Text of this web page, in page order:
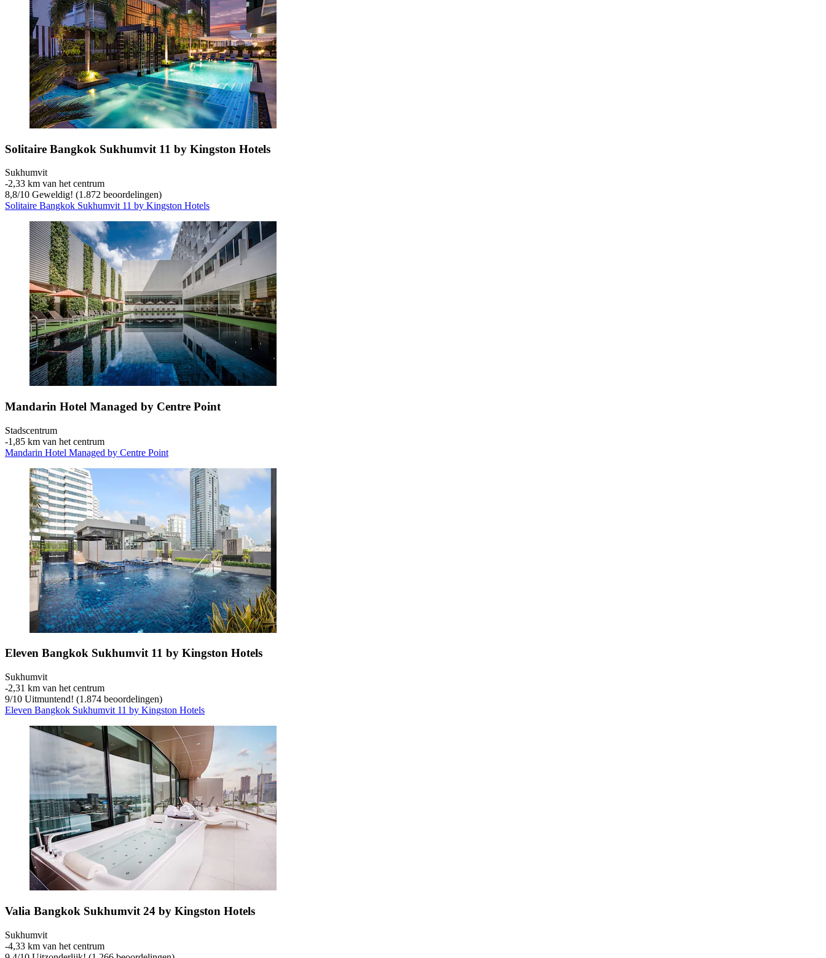
Solitaire Bangkok Sukhumvit 11 by Kingston Hotels
Sukhumvit
‐2,33 km van het centrum
8,8/10 Geweldig! (1.872 beoordelingen)
Solitaire Bangkok Sukhumvit 11 by Kingston Hotels
Mandarin Hotel Managed by Centre Point
Stadscentrum
‐1,85 km van het centrum
Mandarin Hotel Managed by Centre Point
Eleven Bangkok Sukhumvit 11 by Kingston Hotels
Sukhumvit
‐2,31 km van het centrum
9/10 Uitmuntend! (1.874 beoordelingen)
Eleven Bangkok Sukhumvit 11 by Kingston Hotels
Valia Bangkok Sukhumvit 24 by Kingston Hotels
Sukhumvit
‐4,33 km van het centrum